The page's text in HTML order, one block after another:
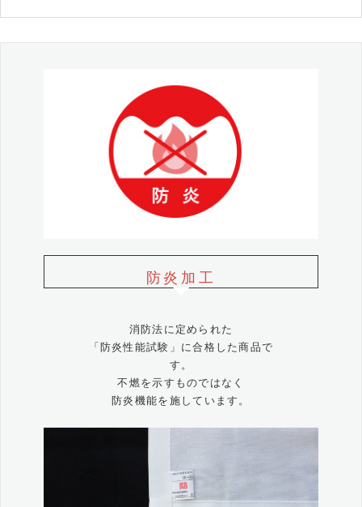
防炎加工
消防法に定められた
「防炎性能試験」に合格した商品で
す。
不燃を示すものではなく
防炎機能を施しています。